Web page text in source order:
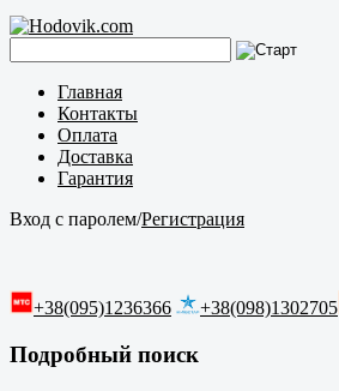
Главная
Контакты
Оплата
Доставка
Гарантия
Вход с паролем/Регистрация
+38(095)1236366 +38(098)1302705
Подробный поиск